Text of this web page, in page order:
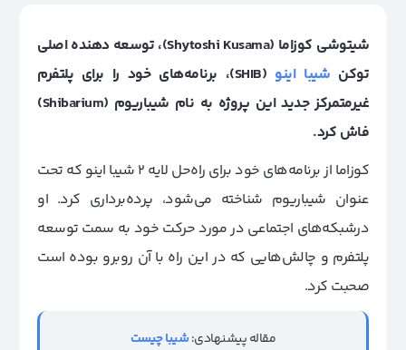
شیتوشی کوزاما (Shytoshi Kusama)، توسعه دهنده اصلی
توکن شیبا‌ اینو
(SHIB)، برنامه‌های خود را برای پلتفرم
غیرمتمرکز جدید این پروژه به نام شیباریوم (Shibarium)
فاش کرد.
کوزاما از برنامه‌های خود برای راه‌حل لایه 2 شیبا اینو که تحت
عنوان شیباریوم شناخته می‌شود، پرده‌برداری کرد. او
درشبکه‌های اجتماعی در مورد حرکت خود به سمت توسعه
پلتفرم و چالش‌هایی که در این راه با آن روبرو بوده است
صحبت کرد.
مقاله پیشنهادی:شیبا چیست